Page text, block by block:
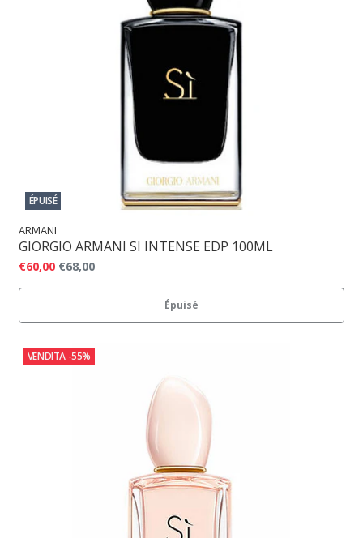
ÉPUISÉ
ARMANI
GIORGIO ARMANI SI INTENSE EDP 100ML
€60,00 €68,00
Épuisé
VENDITA -55%